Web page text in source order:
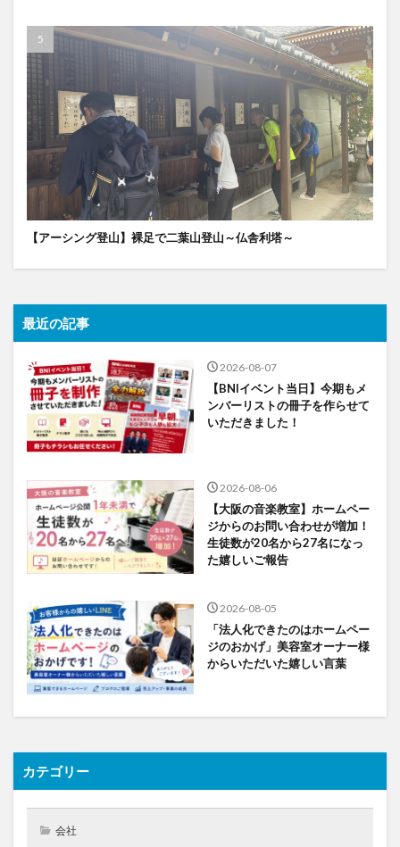
【アーシング登山】裸足で二葉山登山～仏舎利塔～
最近の記事
2026-08-07
【BNIイベント当日】今期もメ
ンバーリストの冊子を作らせて
いただきました！
2026-08-06
【大阪の音楽教室】ホームペー
ジからのお問い合わせが増加！
生徒数が20名から27名になっ
た嬉しいご報告
2026-08-05
「法人化できたのはホームペー
ジのおかげ」美容室オーナー様
からいただいた嬉しい言葉
カテゴリー
会社